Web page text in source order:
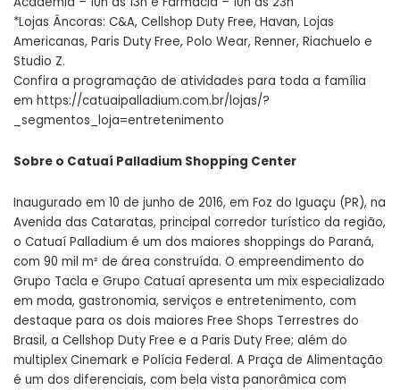
*Lojas Âncoras: C&A, Cellshop Duty Free, Havan, Lojas
Americanas, Paris Duty Free, Polo Wear, Renner, Riachuelo e
Studio Z.
Confira a programação de atividades para toda a família
em https://catuaipalladium.com.br/lojas/?
_segmentos_loja=entretenimento
Sobre o Catuaí Palladium Shopping Center
Inaugurado em 10 de junho de 2016, em Foz do Iguaçu (PR), na
Avenida das Cataratas, principal corredor turístico da região,
o Catuaí Palladium é um dos maiores shoppings do Paraná,
com 90 mil m² de área construída. O empreendimento do
Grupo Tacla e Grupo Catuaí apresenta um mix especializado
em moda, gastronomia, serviços e entretenimento, com
destaque para os dois maiores Free Shops Terrestres do
Brasil, a Cellshop Duty Free e a Paris Duty Free; além do
multiplex Cinemark e Polícia Federal. A Praça de Alimentação
é um dos diferenciais, com bela vista panorâmica com